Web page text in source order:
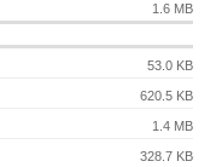
1.6 MB
53.0 KB
620.5 KB
1.4 MB
328.7 KB